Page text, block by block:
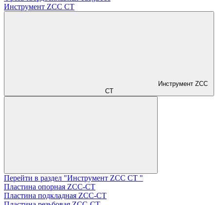
Инструмент ZCС CT
Инструмент ZCС
CT
Перейти в раздел "Инструмент ZCС CT "
Пластина опорная ZCC-CT
Пластина подкладная ZCC-CT